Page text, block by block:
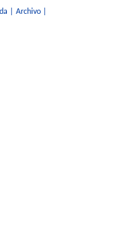
Archivo|